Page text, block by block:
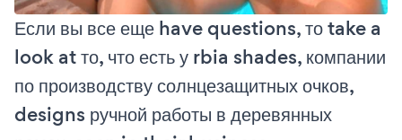
Если вы все еще have questions, то take a
look at то, что есть у rbia shades, компании
по производству солнцезащитных очков,
designs ручной работы в деревянных